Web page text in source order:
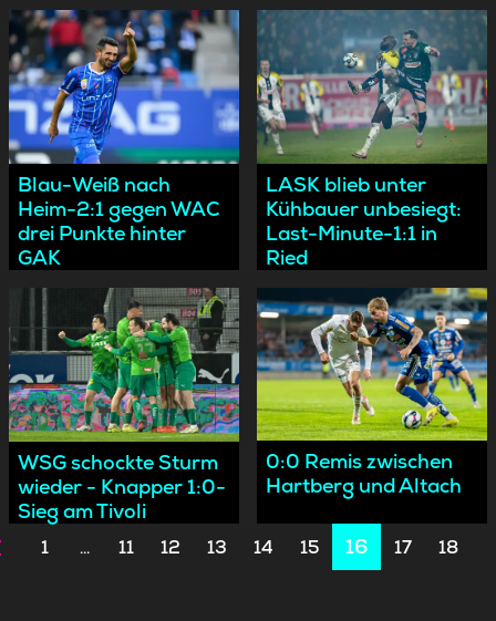
Blau-Weiß nach
Heim-2:1 gegen WAC
drei Punkte hinter
GAK
LASK blieb unter
Kühbauer unbesiegt:
Last-Minute-1:1 in
Ried
WSG schockte Sturm
wieder - Knapper 1:0-
Sieg am Tivoli
0:0 Remis zwischen
Hartberg und Altach
1 … 11 12 13 14 15 16 17 18